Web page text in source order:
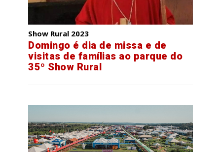
Show Rural 2023
Domingo é dia de missa e de
visitas de famílias ao parque do
35º Show Rural